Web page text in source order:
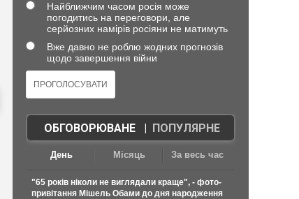
Найближчим часом росія може
погодитись на переговори, але
серйозних намірів росіяни не матимуть
Вже давно не роблю жодних прогнозів
щодо завершення війни
ОБГОВОРЮВАНЕ| ПОПУЛЯРНЕ
День Місяць За весь час
"65 років ніколи не виглядали краще", - фото-
привітання Мішель Обами до дня народження